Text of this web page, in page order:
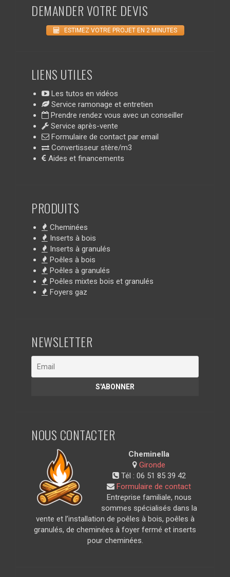
DEMANDER VOTRE DEVIS
ESTIMEZ VOTRE PROJET EN 2 MINUTES
LIENS UTILES
Les tutos en vidéos
Service ramonage et entretien
Prendre rendez vous avec un conseiller
Service après-vente
Formulaire de contact par email
Convertisseur stère/m3
Aides et financements
PRODUITS
Cheminées
Inserts à bois
Inserts à granulés
Poêles à bois
Poêles à granulés
Poêles mixtes bois et granulés
Foyers gaz
NEWSLETTER
NOUS CONTACTER
Cheminella
Gironde
Tél : 06 51 85 39 42
Formulaire de contact
Entreprise familiale, nous
sommes spécialisés dans la
vente et l’installation de poêles à bois, poêles à
granulés, de cheminées à foyer fermé et inserts
pour cheminées.